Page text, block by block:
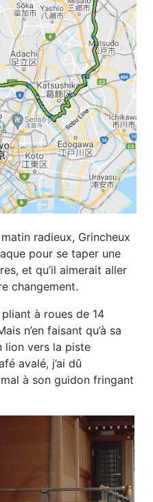
radieux, Grincheux
pour se taper une
et qu’il aimerait aller
changement.
à roues de 14
n’en faisant qu’à sa
lion vers la piste
avalé, j’ai dû
à son guidon fringant